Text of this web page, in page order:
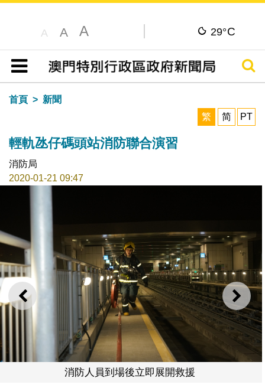
A A A 29°C
目錄
搜尋
首頁
新聞
繁
简 PT
輕軌氹仔碼頭站消防聯合演習
消防局
2020-01-21 09:47
上一則 下一